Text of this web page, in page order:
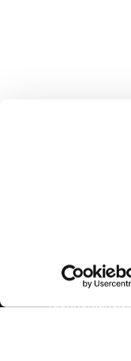
Tervetuloa